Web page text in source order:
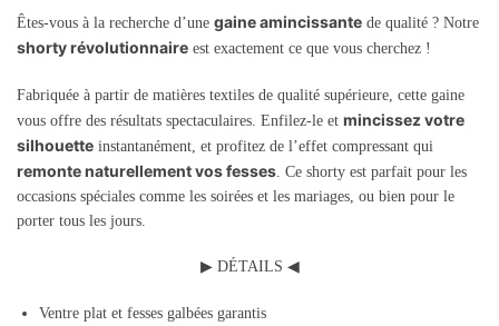
Êtes-vous à la recherche d’une gaine amincissante de qualité ? Notre
shorty révolutionnaire est exactement ce que vous cherchez !
Fabriquée à partir de matières textiles de qualité supérieure, cette gaine
vous offre des résultats spectaculaires. Enfilez-le et mincissez votre
silhouette instantanément, et profitez de l’effet compressant qui
remonte naturellement vos fesses . Ce shorty est parfait pour les
occasions spéciales comme les soirées et les mariages, ou bien pour le
porter tous les jours.
▶ DÉTAILS ◀
Ventre plat et fesses galbées garantis